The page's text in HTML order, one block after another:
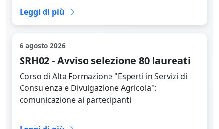
Leggi di più
6 agosto 2026
SRH02 - Avviso selezione 80 laureati
Corso di Alta Formazione "Esperti in Servizi di
Consulenza e Divulgazione Agricola":
comunicazione ai partecipanti